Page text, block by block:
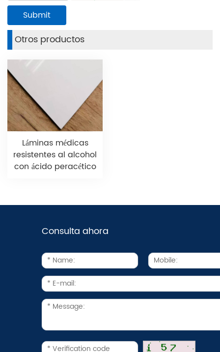
Otros productos
Láminas médicas
resistentes al alcohol
con ácido peracético
Consulta ahora